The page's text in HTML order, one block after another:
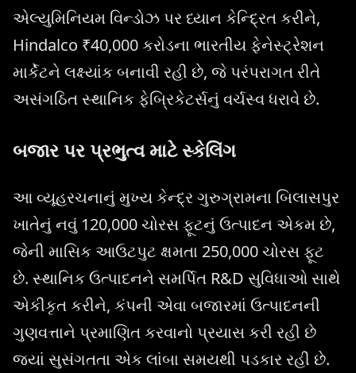
એલ્યુમિનિયમ વિન્ડોઝ પર ધ્યાન કેન્દ્રિત કરીને,
Hindalco ₹40,000 કરોડના ભારતીય ફેનેસ્ટ્રેશન
માર્કેટને લક્ષ્યાંક બનાવી રહી છે, જે પરંપરાગત રીતે
અસંગઠિત સ્થાનિક ફેબ્રિકેટર્સનું વર્ચસ્વ ધરાવે છે.
બજાર પર પ્રભુત્વ માટે સ્કેલિંગ
આ વ્યૂહરચનાનું મુખ્ય કેન્દ્ર ગુરુગ્રામના બિલાસપુર
ખાતેનું નવું 120,000 ચોરસ ફૂટનું ઉત્પાદન એકમ છે,
જેની માસિક આઉટપુટ ક્ષમતા 250,000 ચોરસ ફૂટ
છે. સ્થાનિક ઉત્પાદનને સમર્પિત R&D સુવિધાઓ સાથે
એકીકૃત કરીને, કંપની એવા બજારમાં ઉત્પાદનની
ગુણવત્તાને પ્રમાણિત કરવાનો પ્રયાસ કરી રહી છે
જ્યાં સુસંગતતા એક લાંબા સમયથી પડકાર રહી છે.